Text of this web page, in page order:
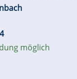
möglich